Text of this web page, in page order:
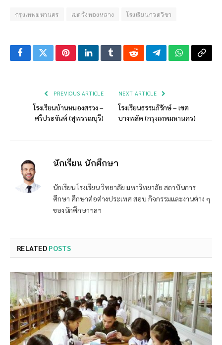
กรุงเทพมหานคร เขตวังทองหลาง โรงเรียนกวดวิชา
FacebookTwitterPinterestLinkedInTumblrRedditTelegramWhatsApp
Copy
PREVIOUS ARTICLE
โรงเรียนบ้านหนองสรวง –
ศรีประจันต์ (สุพรรณบุรี)
NEXT ARTICLE
โรงเรียนธรรมภิรักษ์ – เขต
บางพลัด (กรุงเทพมหานคร)
นักเรียน นักศึกษา
นักเรียน โรงเรียน วิทยาลัย มหาวิทยาลัย สถาบันการ
ศึกษา ศึกษาต่อต่างประเทศ สอบ กิจกรรมและงานต่าง ๆ
ของนักศึกษาฯลฯ
RELATED POSTS